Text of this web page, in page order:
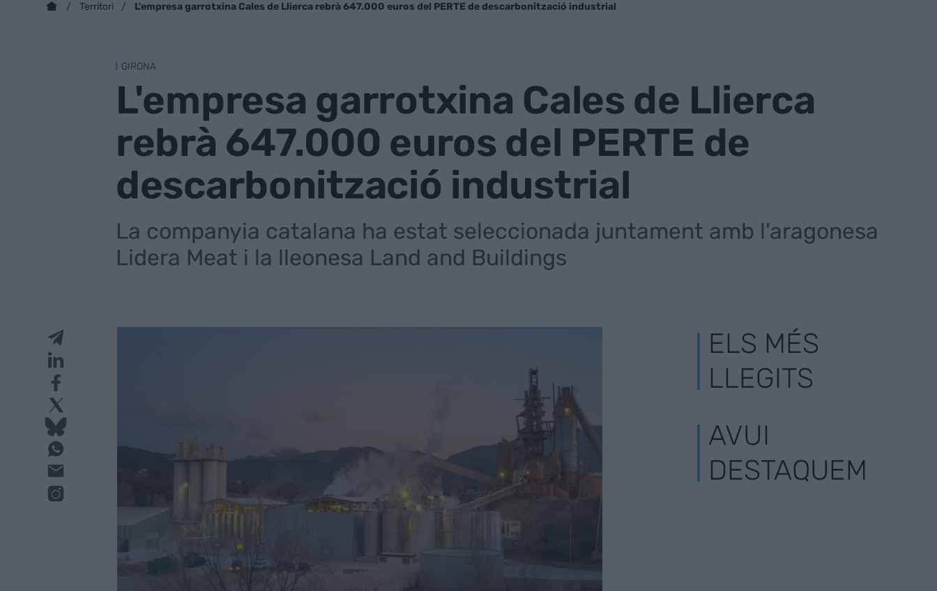
Territori L'empresa garrotxina Cales de Llierca rebrà 647.000 euros del PERTE de descarbonització industrial
GIRONA
L'empresa garrotxina Cales de Llierca
rebrà 647.000 euros del PERTE de
descarbonització industrial
La companyia catalana ha estat seleccionada juntament amb l'aragonesa
Lidera Meat i la lleonesa Land and Buildings
ELS MÉS
LLEGITS
AVUI
DESTAQUEM